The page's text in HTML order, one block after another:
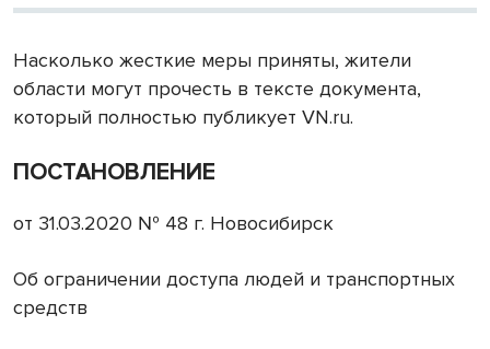
Насколько жесткие меры приняты, жители
области могут прочесть в тексте документа,
который полностью публикует VN.ru.
ПОСТАНОВЛЕНИЕ
от 31.03.2020 № 48 г. Новосибирск
Об ограничении доступа людей и транспортных
средств